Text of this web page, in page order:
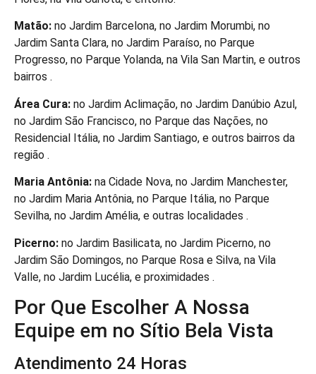
Matão: no Jardim Barcelona, no Jardim Morumbi, no
Jardim Santa Clara, no Jardim Paraíso, no Parque
Progresso, no Parque Yolanda, na Vila San Martin, e outros
bairros .
Área Cura: no Jardim Aclimação, no Jardim Danúbio Azul,
no Jardim São Francisco, no Parque das Nações, no
Residencial Itália, no Jardim Santiago, e outros bairros da
região .
Maria Antônia: na Cidade Nova, no Jardim Manchester,
no Jardim Maria Antônia, no Parque Itália, no Parque
Sevilha, no Jardim Amélia, e outras localidades .
Picerno: no Jardim Basilicata, no Jardim Picerno, no
Jardim São Domingos, no Parque Rosa e Silva, na Vila
Valle, no Jardim Lucélia, e proximidades .
Por Que Escolher A Nossa
Equipe em no Sítio Bela Vista
Atendimento 24 Horas